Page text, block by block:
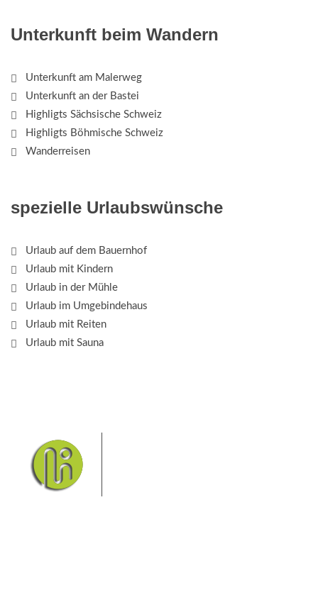
Unterkunft beim Wandern
Unterkunft am Malerweg
Unterkunft an der Bastei
Highligts Sächsische Schweiz
Highligts Böhmische Schweiz
Wanderreisen
spezielle Urlaubswünsche
Urlaub auf dem Bauernhof
Urlaub mit Kindern
Urlaub in der Mühle
Urlaub im Umgebindehaus
Urlaub mit Reiten
Urlaub mit Sauna